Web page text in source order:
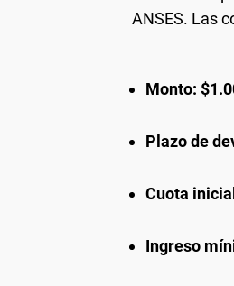
ANSES. Las
Monto:
Plazo de
Cuota
Ingreso